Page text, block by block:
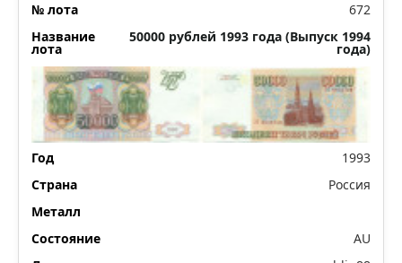
672
50000 рублей 1993 года (Выпуск 1994
года)
1993
Россия
AU